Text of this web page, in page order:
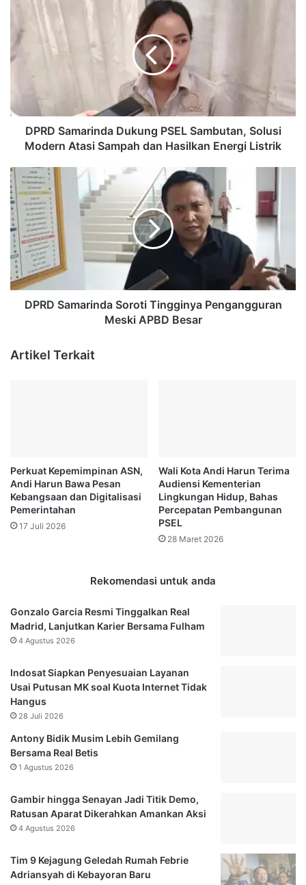
Samarinda
Dukung
PSEL
Sambutan,
Sampah
Hasilkan
Listrik
DPRD Samarinda Dukung PSEL Sambutan, Solusi
Modern Atasi Sampah dan Hasilkan Energi Listrik
DPRD
Samarinda
Soroti
Tingginya
Pengangguran
Meski
APBD
Besar
DPRD Samarinda Soroti Tingginya Pengangguran
Meski APBD Besar
Artikel Terkait
Perkuat Kepemimpinan ASN,
Andi Harun Bawa Pesan
Kebangsaan dan Digitalisasi
Pemerintahan
17 Juli 2026
Wali Kota Andi Harun Terima
Audiensi Kementerian
Lingkungan Hidup, Bahas
Percepatan Pembangunan
PSEL
28 Maret 2026
Rekomendasi untuk anda
Gonzalo Garcia Resmi Tinggalkan Real
Madrid, Lanjutkan Karier Bersama Fulham
4 Agustus 2026
Indosat Siapkan Penyesuaian Layanan
Usai Putusan MK soal Kuota Internet Tidak
Hangus
28 Juli 2026
Antony Bidik Musim Lebih Gemilang
Bersama Real Betis
1 Agustus 2026
Gambir hingga Senayan Jadi Titik Demo,
Ratusan Aparat Dikerahkan Amankan Aksi
4 Agustus 2026
Tim 9 Kejagung Geledah Rumah Febrie
Adriansyah di Kebayoran Baru